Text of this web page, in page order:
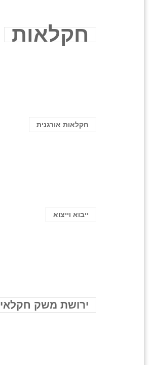
חקלאות
חקלאות אורגנית
ייבוא וייצוא
ירושת משק חקלאי